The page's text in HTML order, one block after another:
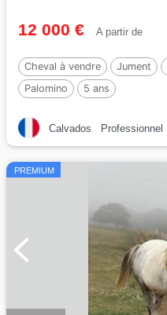
12 000 € A partir de
Cheval à vendre Jument
Palomino
5 ans
Calvados Professionnel
PREMIUM